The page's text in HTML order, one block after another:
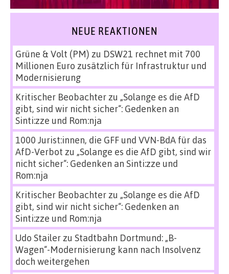
NEUE REAKTIONEN
Grüne & Volt (PM) zu DSW21 rechnet mit 700
Millionen Euro zusätzlich für Infrastruktur und
Modernisierung
Kritischer Beobachterzu „Solange es die AfD
gibt, sind wir nicht sicher“: Gedenken an
Sinti:zze und Rom:nja
1000 Jurist:innen, die GFF und VVN-BdA für das
AfD-Verbot zu „Solange es die AfD gibt, sind wir
nicht sicher“: Gedenken an Sinti:zze und
Rom:nja
Kritischer Beobachterzu „Solange es die AfD
gibt, sind wir nicht sicher“: Gedenken an
Sinti:zze und Rom:nja
Udo Stailerzu Stadtbahn Dortmund: „B-
Wagen“-Modernisierung kann nach Insolvenz
doch weitergehen